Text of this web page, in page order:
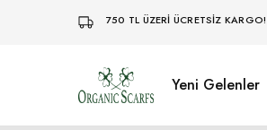
750 TL ÜZERİ ÜCRETSİZ KARGO!
Organikscarf Yeni Gelenler